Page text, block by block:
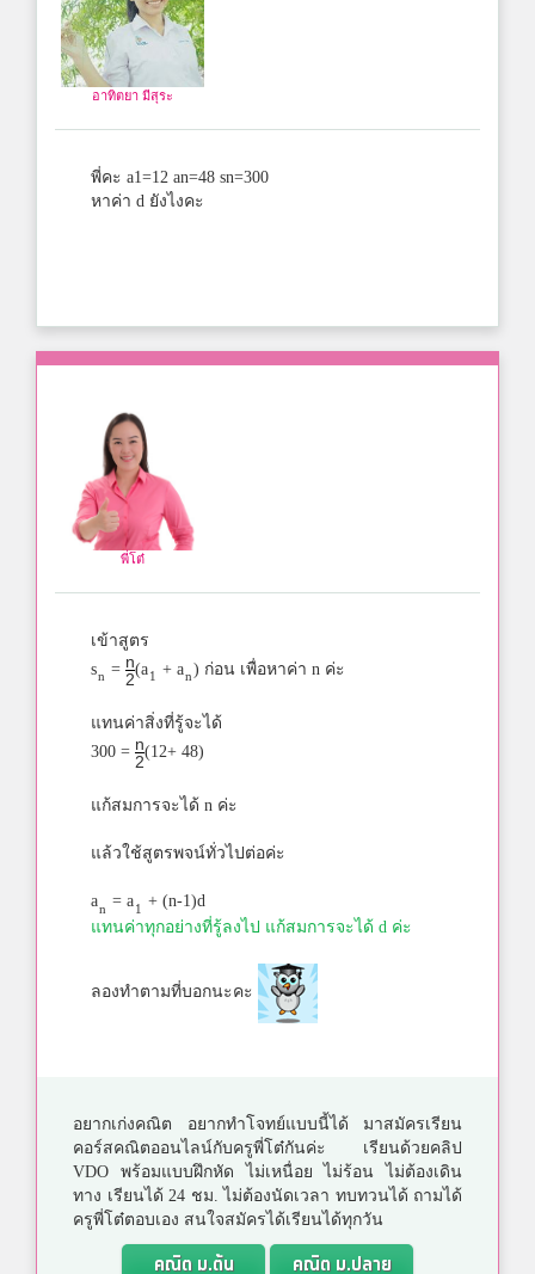
อาทิตยา มีสุระ
พี่คะ a1=12 an=48 sn=300
หาค่า d ยังไงคะ
พี่โต๋
เข้าสูตร
sn = n
2
(a1 + an) ก่อน เพื่อหาค่า n ค่ะ
แทนค่าสิ่งที่รู้จะได้
300 = n
2
(12+ 48)
แก้สมการจะได้ n ค่ะ
แล้วใช้สูตรพจน์ทั่วไปต่อค่ะ
an = a1 + (n-1)d
แทนค่าทุกอย่างที่รู้ลงไป แก้สมการจะได้ d ค่ะ
ลองทำตามที่บอกนะคะ
อยากเก่งคณิต อยากทำโจทย์แบบนี้ได้ มาสมัครเรียน
คอร์สคณิตออนไลน์กับครูพี่โต๋กันค่ะ เรียนด้วยคลิป
VDO พร้อมแบบฝึกหัด ไม่เหนื่อย ไม่ร้อน ไม่ต้องเดิน
ทาง เรียนได้ 24 ชม. ไม่ต้องนัดเวลา ทบทวนได้ ถามได้
ครูพี่โต๋ตอบเอง สนใจสมัครได้เรียนได้ทุกวัน
คณิต ม.ต้น คณิต ม.ปลาย